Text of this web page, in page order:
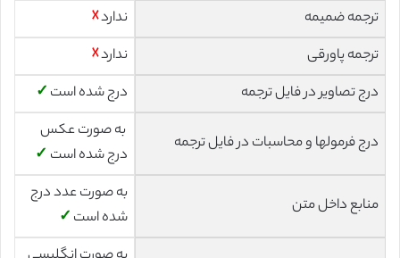
ترجمه ضمیمه
ندارد☓
ترجمه پاورقی
ندارد☓
درج تصاویر در فایل ترجمه
درج شده است ✓
درج فرمولها و محاسبات در فایل ترجمه
به صورت عکس
درج شده است ✓
منابع داخل متن
به صورت عدد درج
شده است ✓